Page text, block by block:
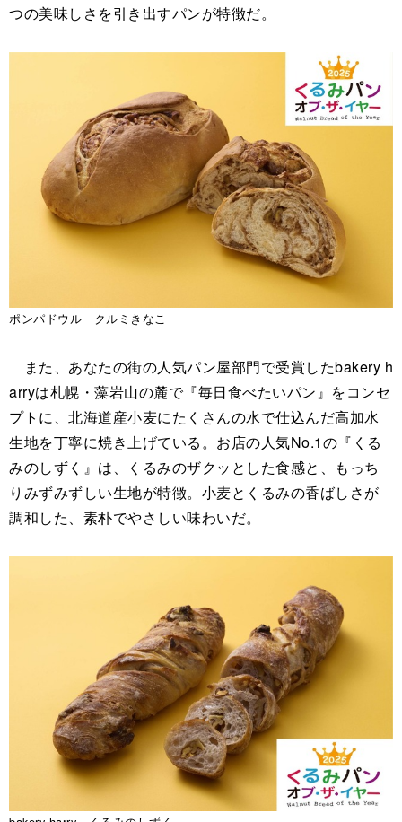
つの美味しさを引き出すパンが特徴だ。
ポンパドウル クルミきなこ
また、あなたの街の人気パン屋部門で受賞したbakery h
arryは札幌・藻岩山の麓で『毎日食べたいパン』をコンセ
プトに、北海道産小麦にたくさんの水で仕込んだ高加水
生地を丁寧に焼き上げている。お店の人気No.1の『くる
みのしずく』は、くるみのザクッとした食感と、もっち
りみずみずしい生地が特徴。小麦とくるみの香ばしさが
調和した、素朴でやさしい味わいだ。